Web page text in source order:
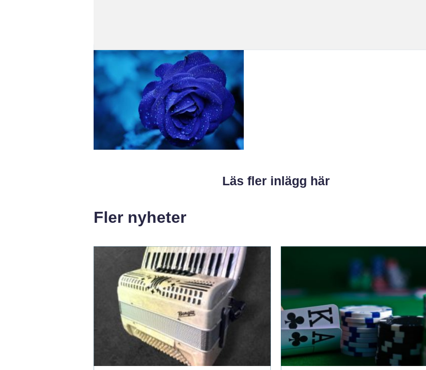
Läs fler inlägg här
Fler nyheter